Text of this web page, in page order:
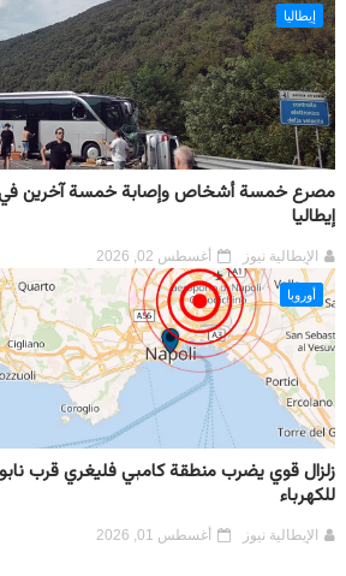
إيطاليا
مصرع خمسة أشخاص وإصابة خمسة آخرين
إيطاليا
الإيطالية نيوز أغسطس 02, 2026
أوروبا
زلزال قوي يضرب منطقة كامبي فليغري قرب
للكهرباء
الإيطالية نيوز أغسطس 01, 2026